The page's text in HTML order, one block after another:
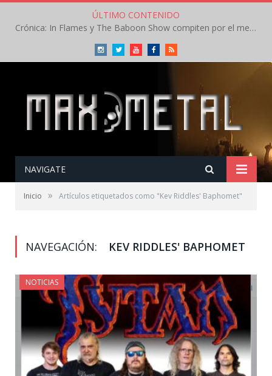
ÚLTIMO CONTENIDO
Crónica: In Flames y The Baboon Show compiten por el mejor concierto del día en el Leyendas del Rock – Viernes – Agosto 2026
InstagramTwitterYoutubeFacebookRSS
NAVIGATE
Inicio » Artículos etiquetados como "Kev Riddles' Baphomet"
NAVEGACIÓN: KEV RIDDLES' BAPHOMET
NOTICIAS